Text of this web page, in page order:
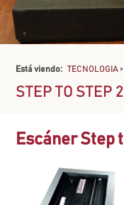
Está viendo: TECNOLOGIA>
STEP TO STEP
Escáner Step